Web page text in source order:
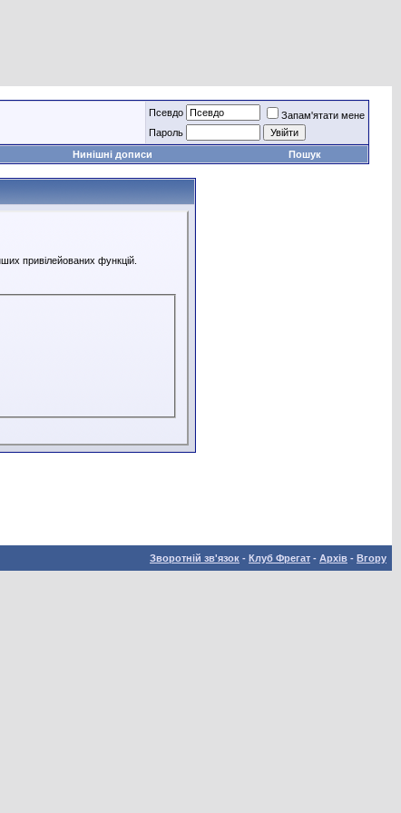
Псевдо
Запам'ятати мене
Пароль
Нинішні дописи Пошук
привілейованих функцій.
Зворотній зв'язок - Клуб Фрегат - Архів - Вгору